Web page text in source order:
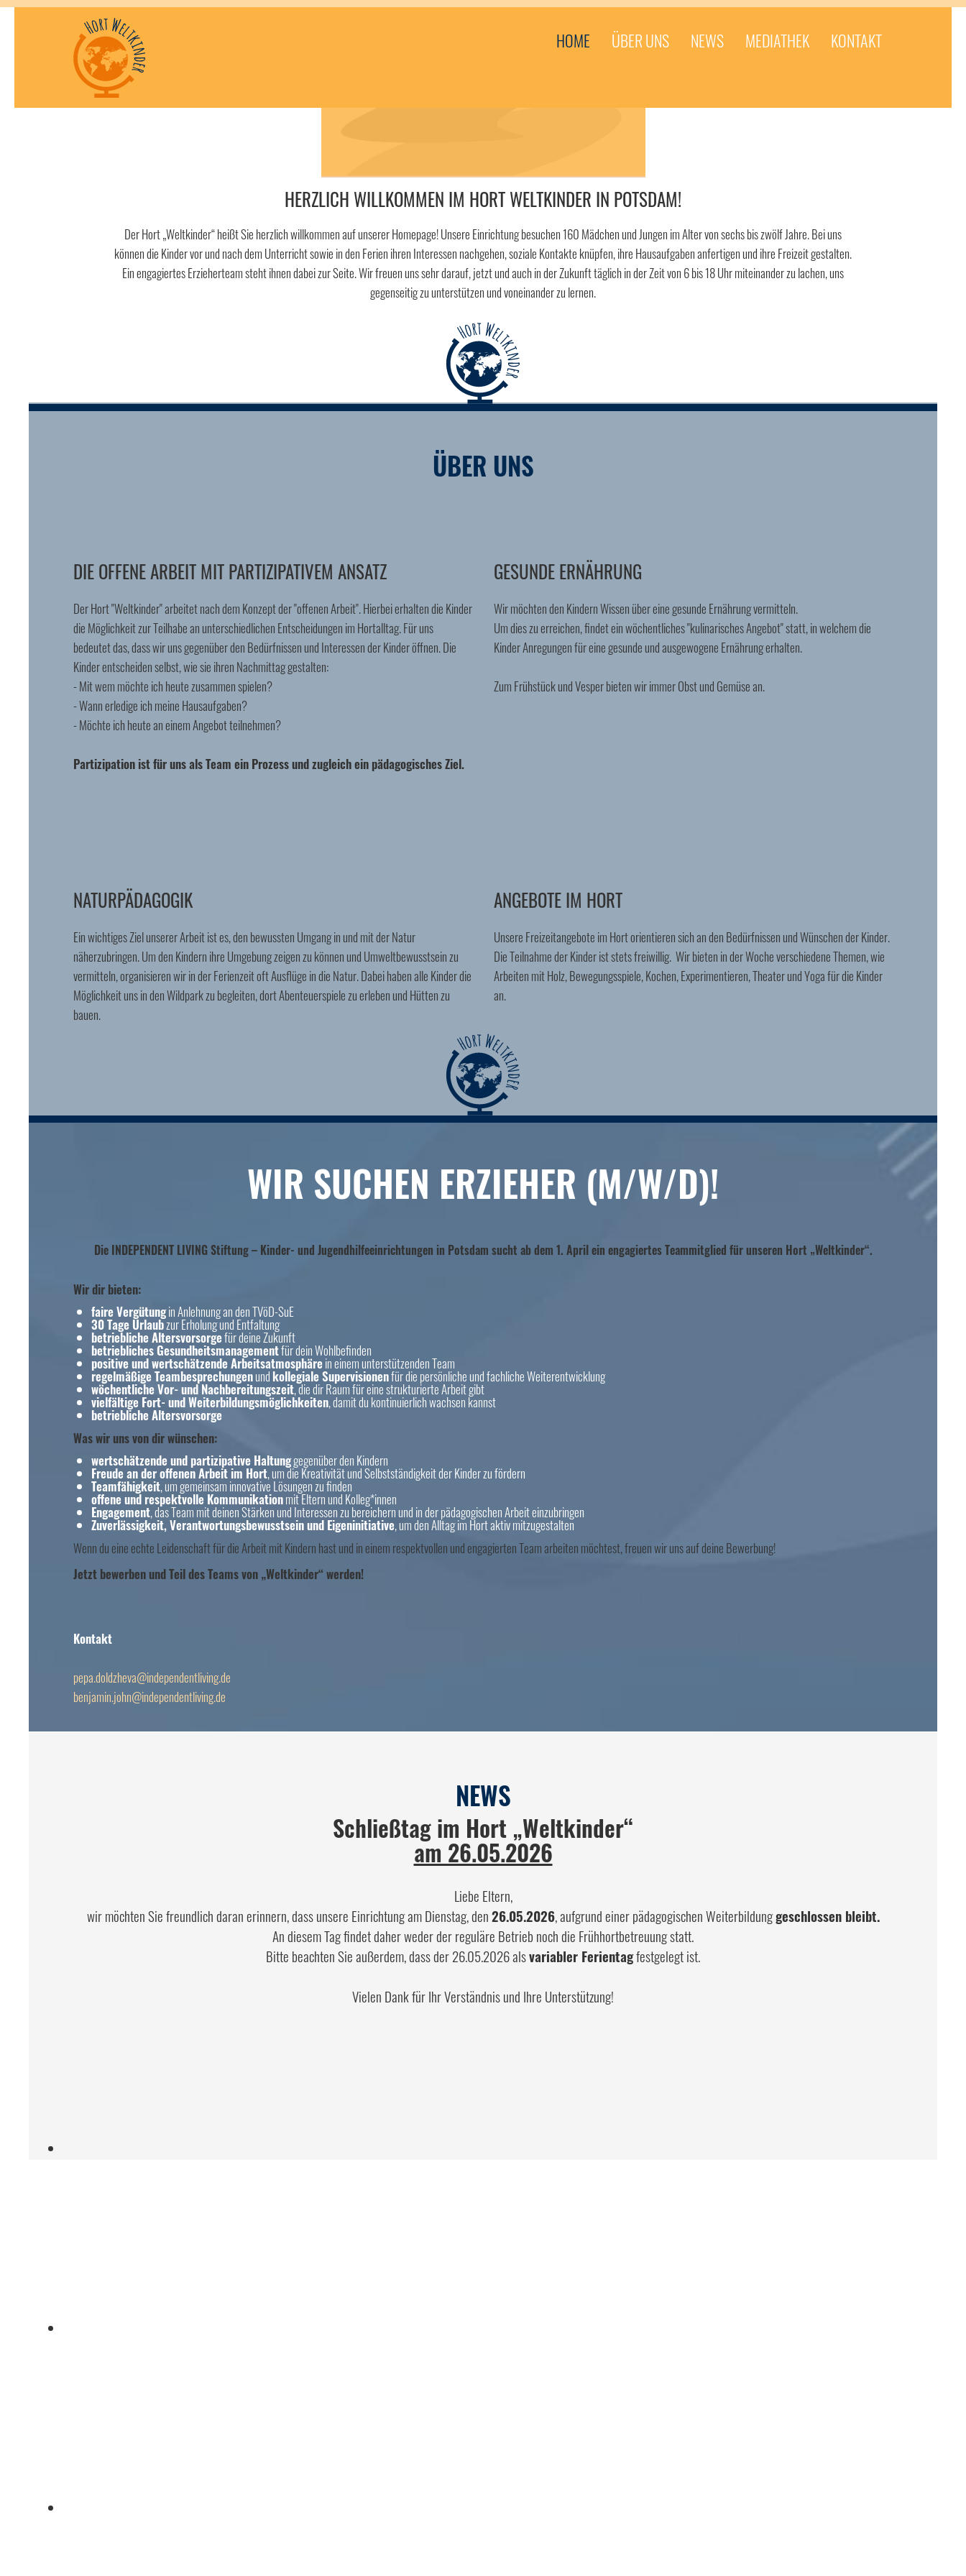
HOME ÜBER UNS NEWS MEDIATHEK KONTAKT
HERZLICH WILLKOMMEN IM HORT WELTKINDER IN POTSDAM!
Der Hort „Weltkinder“ heißt Sie herzlich willkommen auf unserer Homepage! Unsere Einrichtung besuchen 160 Mädchen und Jungen im Alter von sechs bis zwölf Jahre. Bei uns
können die Kinder vor und nach dem Unterricht sowie in den Ferien ihren Interessen nachgehen, soziale Kontakte knüpfen, ihre Hausaufgaben anfertigen und ihre Freizeit gestalten.
Ein engagiertes Erzieherteam steht ihnen dabei zur Seite. Wir freuen uns sehr darauf, jetzt und auch in der Zukunft täglich in der Zeit von 6 bis 18 Uhr miteinander zu lachen, uns
gegenseitig zu unterstützen und voneinander zu lernen.
ÜBER UNS
DIE OFFENE ARBEIT MIT PARTIZIPATIVEM ANSATZ
Der Hort "Weltkinder" arbeitet nach dem Konzept der "offenen Arbeit". Hierbei erhalten die Kinder
die Möglichkeit zur Teilhabe an unterschiedlichen Entscheidungen im Hortalltag. Für uns
bedeutet das, dass wir uns gegenüber den Bedürfnissen und Interessen der Kinder öffnen. Die
Kinder entscheiden selbst, wie sie ihren Nachmittag gestalten:
- Mit wem möchte ich heute zusammen spielen?
- Wann erledige ich meine Hausaufgaben?
- Möchte ich heute an einem Angebot teilnehmen?
Partizipation ist für uns als Team ein Prozess und zugleich ein pädagogisches Ziel.
GESUNDE ERNÄHRUNG
Wir möchten den Kindern Wissen über eine gesunde Ernährung vermitteln.
Um dies zu erreichen, findet ein wöchentliches "kulinarisches Angebot" statt, in welchem die
Kinder Anregungen für eine gesunde und ausgewogene Ernährung erhalten.
Zum Frühstück und Vesper bieten wir immer Obst und Gemüse an.
NATURPÄDAGOGIK
Ein wichtiges Ziel unserer Arbeit ist es, den bewussten Umgang in und mit der Natur
näherzubringen. Um den Kindern ihre Umgebung zeigen zu können und Umweltbewusstsein zu
vermitteln, organisieren wir in der Ferienzeit oft Ausflüge in die Natur. Dabei haben alle Kinder die
Möglichkeit uns in den Wildpark zu begleiten, dort Abenteuerspiele zu erleben und Hütten zu
bauen.
ANGEBOTE IM HORT
Unsere Freizeitangebote im Hort orientieren sich an den Bedürfnissen und Wünschen der Kinder.
Die Teilnahme der Kinder ist stets freiwillig. Wir bieten in der Woche verschiedene Themen, wie
Arbeiten mit Holz, Bewegungsspiele, Kochen, Experimentieren, Theater und Yoga für die Kinder
an.
WIR SUCHEN ERZIEHER (M/W/D)!
Die INDEPENDENT LIVING Stiftung – Kinder- und Jugendhilfeeinrichtungen in Potsdam sucht ab dem 1. April ein engagiertes Teammitglied für unseren Hort „Weltkinder“.
Wir dir bieten:
faire Vergütungin Anlehnung an den TVöD-SuE
30 Tage Urlaubzur Erholung und Entfaltung
betriebliche Altersvorsorgefür deine Zukunft
betriebliches Gesundheitsmanagementfür dein Wohlbefinden
positive und wertschätzende Arbeitsatmosphärein einem unterstützenden Team
regelmäßige Teambesprechungenund kollegiale Supervisionenfür die persönliche und fachliche Weiterentwicklung
wöchentliche Vor- und Nachbereitungszeit, die dir Raum für eine strukturierte Arbeit gibt
vielfältige Fort- und Weiterbildungsmöglichkeiten, damit du kontinuierlich wachsen kannst
betriebliche Altersvorsorge
Was wir uns von dir wünschen:
wertschätzende und partizipative Haltunggegenüber den Kindern
Freude an der offenen Arbeit im Hort, um die Kreativität und Selbstständigkeit der Kinder zu fördern
Teamfähigkeit, um gemeinsam innovative Lösungen zu finden
offene und respektvolle Kommunikationmit Eltern und Kolleg*innen
Engagement, das Team mit deinen Stärken und Interessen zu bereichern und in der pädagogischen Arbeit einzubringen
Zuverlässigkeit, Verantwortungsbewusstsein und Eigeninitiative, um den Alltag im Hort aktiv mitzugestalten
Wenn du eine echte Leidenschaft für die Arbeit mit Kindern hast und in einem respektvollen und engagierten Team arbeiten möchtest, freuen wir uns auf deine Bewerbung!
Jetzt bewerben und Teil des Teams von „Weltkinder“ werden!
Kontakt
pepa.doldzheva@independentliving.de
benjamin.john@independentliving.de
NEWS
Schließtag im Hort „Weltkinder“
am 26.05.2026
Liebe Eltern,
wir möchten Sie freundlich daran erinnern, dass unsere Einrichtung am Dienstag, den26.05.2026, aufgrund einer pädagogischen Weiterbildunggeschlossen bleibt.
An diesem Tag findet daher weder der reguläre Betrieb noch die Frühhortbetreuung statt.
Bitte beachten Sie außerdem, dass der 26.05.2026 alsvariabler Ferientagfestgelegt ist.
Vielen Dank für Ihr Verständnis und Ihre Unterstützung!